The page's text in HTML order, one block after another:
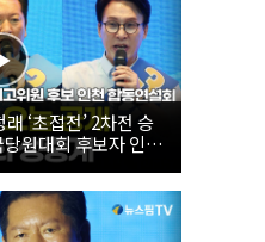
‘초접전’ 2차전 승
원대회 후보자 인천